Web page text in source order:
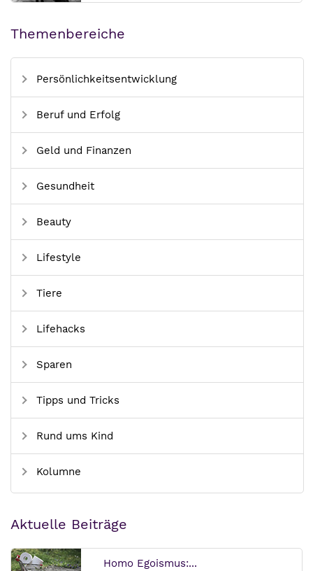
Themenbereiche
Persönlichkeitsentwicklung
Beruf und Erfolg
Geld und Finanzen
Gesundheit
Beauty
Lifestyle
Tiere
Lifehacks
Sparen
Tipps und Tricks
Rund ums Kind
Kolumne
Aktuelle Beiträge
Homo Egoismus:...